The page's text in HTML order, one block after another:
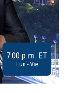
7:00 p.m. ET
Lun - Vie